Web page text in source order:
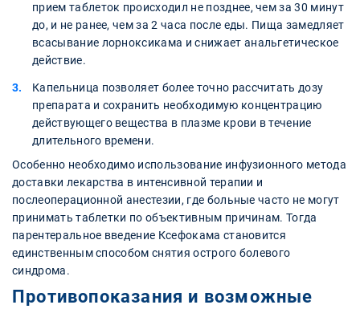
прием таблеток происходил не позднее, чем за 30 минут
до, и не ранее, чем за 2 часа после еды. Пища замедляет
всасывание лорноксикама и снижает анальгетическое
действие.
Капельница позволяет более точно рассчитать дозу
препарата и сохранить необходимую концентрацию
действующего вещества в плазме крови в течение
длительного времени.
Особенно необходимо использование инфузионного метода
доставки лекарства в интенсивной терапии и
послеоперационной анестезии, где больные часто не могут
принимать таблетки по объективным причинам. Тогда
парентеральное введение Ксефокама становится
единственным способом снятия острого болевого
синдрома.
Противопоказания и возможные